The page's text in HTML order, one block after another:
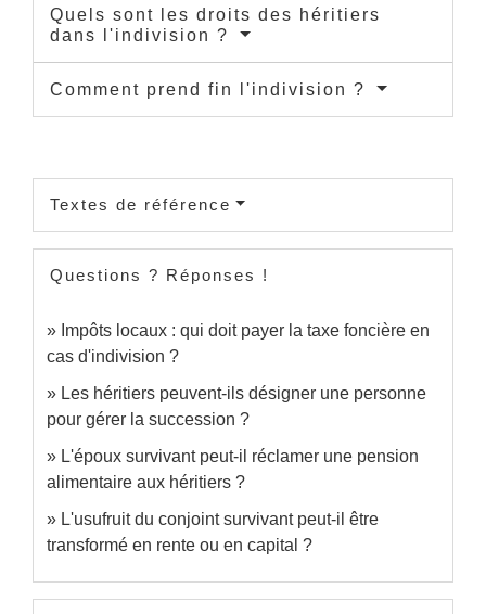
Quels sont les droits des héritiers
dans l'indivision ?
Comment prend fin l'indivision ?
Textes de référence
Questions ? Réponses !
Impôts locaux : qui doit payer la taxe foncière en
cas d'indivision ?
Les héritiers peuvent-ils désigner une personne
pour gérer la succession ?
L'époux survivant peut-il réclamer une pension
alimentaire aux héritiers ?
L'usufruit du conjoint survivant peut-il être
transformé en rente ou en capital ?